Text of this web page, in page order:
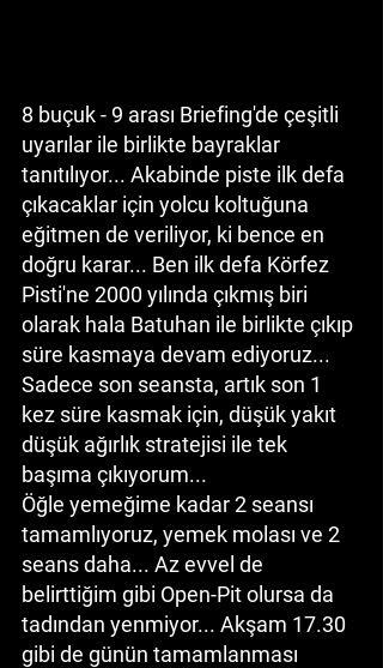
8 buçuk - 9 arası Briefing'de çeşitli
uyarılar ile birlikte bayraklar
tanıtılıyor... Akabinde piste ilk defa
çıkacaklar için yolcu koltuğuna
eğitmen de veriliyor, ki bence en
doğru karar... Ben ilk defa Körfez
Pisti'ne 2000 yılında çıkmış biri
olarak hala Batuhan ile birlikte çıkıp
süre kasmaya devam ediyoruz...
Sadece son seansta, artık son 1
kez süre kasmak için, düşük yakıt
düşük ağırlık stratejisi ile tek
başıma çıkıyorum...
Öğle yemeğime kadar 2 seansı
tamamlıyoruz, yemek molası ve 2
seans daha... Az evvel de
belirttiğim gibi Open-Pit olursa da
tadından yenmiyor... Akşam 17.30
gibi de günün tamamlanması